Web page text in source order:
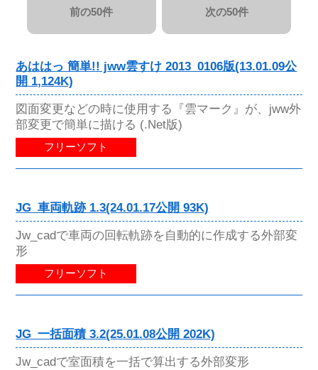
前の50件 次の50件
あははっ 簡単!! jww雲すけ 2013_0106版(13.01.09公
開 1,124K)
図面変更などの時に使用する『雲マーク』が、jww外
部変更で簡単に描ける (.Net版)
フリーソフト
JG_車両軌跡 1.3(24.01.17公開 93K)
Jw_cadで車両の回転軌跡を自動的に作成する外部変
形
フリーソフト
JG_一括面積 3.2(25.01.08公開 202K)
Jw_cadで室面積を一括で算出する外部変形